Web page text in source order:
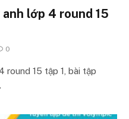
lớp 4 round 15
0
round 15 tập 1, bài tập